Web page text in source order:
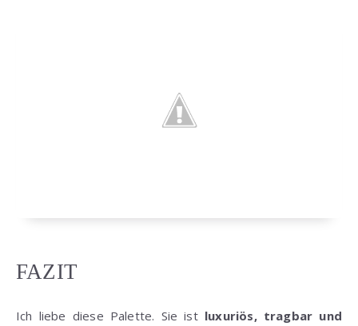
FAZIT
Ich liebe diese Palette. Sie ist luxuriös, tragbar und